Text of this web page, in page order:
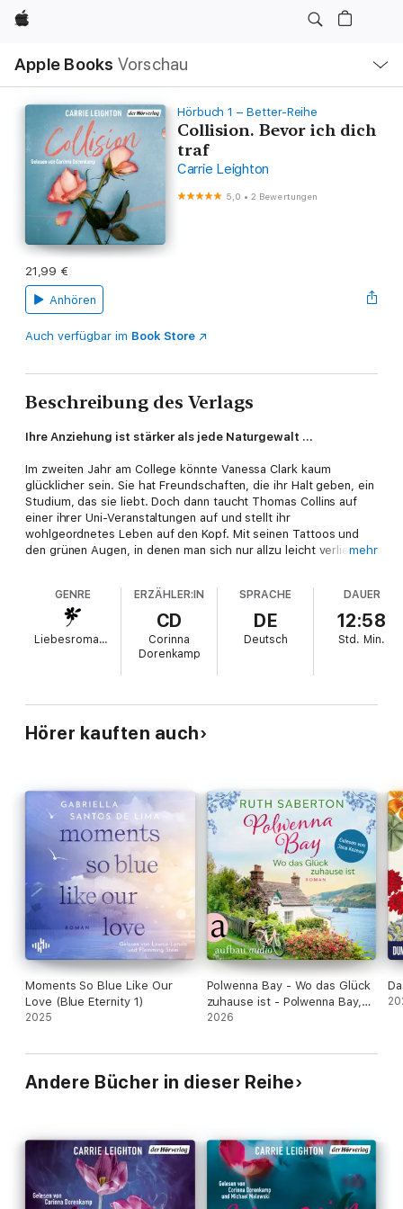
Apple
Apple Books Vorschau
Navigation
Menü
öffnen
Hörbuch 1 – Better-Reihe
Collision. Bevor ich dich
traf
Carrie Leighton
5,0 •2 Bewertungen
21,99 €
Anhören
Auch verfügbar im Book Store
Beschreibung des Verlags
Ihre Anziehung ist stärker als jede Naturgewalt …
Im zweiten Jahr am College könnte Vanessa Clark kaum
glücklicher sein. Sie hat Freundschaften, die ihr Halt geben, ein
Studium, das sie liebt. Doch dann taucht Thomas Collins auf
einer ihrer Uni-Veranstaltungen auf und stellt ihr
wohlgeordnetes Leben auf den Kopf. Mit seinen Tattoos und
den grünen Augen, in denen man sich nur allzu leicht verlieren
Naturgewalt. Doch jeder romantischen Begegnung und jedem
leidenschaftlichen Moment folgen heftige Streitereien.
Eigentlich träumt Vanessa von der wahren, romantischen Liebe.
Die Art von Liebe, von der die Romane erzählen, die sie liest.
Thomas hingegen scheut jede Bindung und kämpft gegen
seine eigenen Dämonen. Und doch … so schwierig es ist, den
Für alle Fans der "After"-Reihe! Die explosive Liebesgeschichte
von Vanessa und Thomas wird dich nicht mehr loslassen –
Diese Liebe macht süchtig! Die "Better"-Trilogie ist perfekt für
alle, die:
•nie über Hardin Scott hinweggekommen sind
•Anna Todd und die "After"-Reihe lieben
•nicht genug von unwiderstehlichen und fesselnden Romanen
bekommen
•komplexe emotionale Geschichten suchen
Ungekürzte Lesung mit Corinna Dorenkamp
12h 58min
Spice-Level: 3 von 5
mehr
GENRE
Liebesromane
ERZÄHLER:IN
CD
Corinna
Dorenkamp
SPRACHE
DE
Deutsch
DAUER
12:58
Std. Min.
Hörer kauften auch
Moments So Blue Like Our
Love (Blue Eternity 1)
2025
Polwenna Bay - Wo das Glück
zuhause ist - Polwenna Bay,
Band 1 (Ungekürzt)
2026
Andere Bücher in dieser Reihe